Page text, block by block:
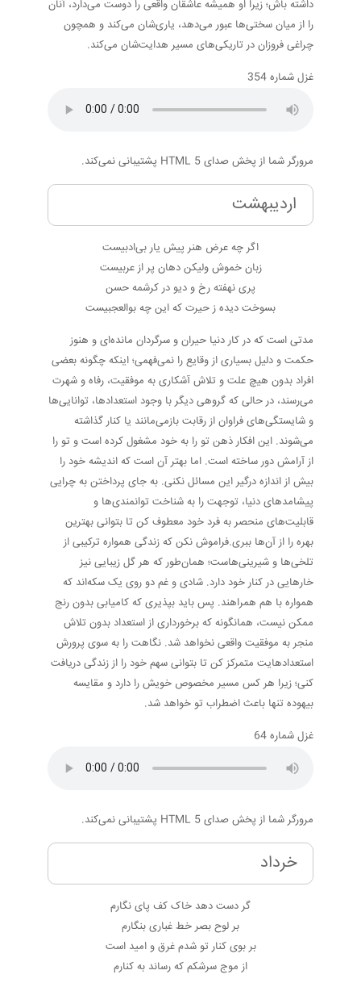
داشته باش؛ زیرا او همیشه عاشقان واقعی را دوست می‌دارد، آنان
را از میان سختی‌ها عبور می‌دهد، یاری‌شان می‌کند و همچون
چراغی فروزان در تاریکی‌های مسیر هدایت‌شان می‌کند.
غزل شماره 354
مرورگر شما از پخش صدای HTML 5 پشتیبانی نمی‌کند.
اردیبهشت
اگر چه عرض هنر پیش یار بی‌ادبیست
زبان خموش ولیکن دهان پر از عربیست
پری نهفته رخ و دیو در کرشمه حسن
بسوخت دیده ز حیرت که این چه بوالعجبیست
مدتی است که در کار دنیا حیران و سرگردان مانده‌ای و هنوز
حکمت و دلیل بسیاری از وقایع را نمی‌فهمی؛ اینکه چگونه بعضی
افراد بدون هیچ علت و تلاش آشکاری به موفقیت، رفاه و شهرت
می‌رسند، در حالی که گروهی دیگر با وجود استعدادها، توانایی‌ها
و شایستگی‌های فراوان از رقابت بازمی‌مانند یا کنار گذاشته
می‌شوند. این افکار ذهن تو را به خود مشغول کرده است و تو را
از آرامش دور ساخته است. اما بهتر آن است که اندیشه خود را
بیش از اندازه درگیر این مسائل نکنی. به جای پرداختن به چرایی
پیشامدهای دنیا، توجهت را به شناخت توانمندی‌ها و
قابلیت‌های منحصر به فرد خود معطوف کن تا بتوانی بهترین
بهره را از آن‌ها ببری.فراموش نکن که زندگی همواره ترکیبی از
تلخی‌ها و شیرینی‌هاست؛ همان‌طور که هر گل زیبایی نیز
خارهایی در کنار خود دارد. شادی و غم دو روی یک سکه‌اند که
همواره با هم همراهند. پس باید بپذیری که کامیابی بدون رنج
ممکن نیست، همانگونه که برخورداری از استعداد بدون تلاش
منجر به موفقیت واقعی نخواهد شد. نگاهت را به سوی پرورش
استعدادهایت متمرکز کن تا بتوانی سهم خود را از زندگی دریافت
کنی؛ زیرا هر کس مسیر مخصوص خویش را دارد و مقایسه
بیهوده تنها باعث اضطراب تو خواهد شد.
غزل شماره 64
مرورگر شما از پخش صدای HTML 5 پشتیبانی نمی‌کند.
خرداد
گر دست دهد خاک کف پای نگارم
بر لوح بصر خط غباری بنگارم
بر بوی کنار تو شدم غرق و امید است
از موج سرشکم که رساند به کنارم